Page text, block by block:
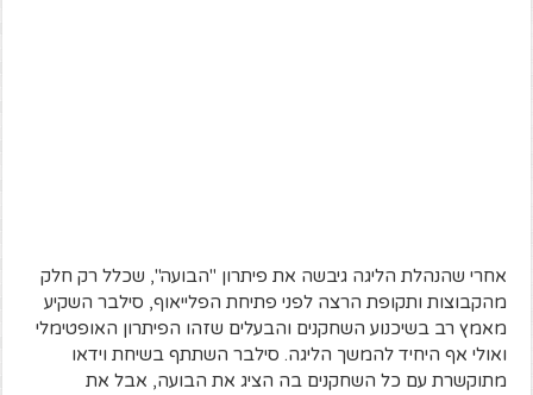
אחרי שהנהלת הליגה גיבשה את פיתרון "הבועה", שכלל רק חלק
מהקבוצות ותקופת הרצה לפני פתיחת הפלייאוף, סילבר השקיע
מאמץ רב בשיכנוע השחקנים והבעלים שזהו הפיתרון האופטימלי
ואולי אף היחיד להמשך הליגה. סילבר השתתף בשיחת וידאו
מתוקשרת עם כל השחקנים בה הציג את הבועה, אבל את